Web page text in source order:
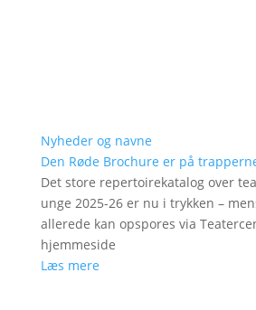
Nyheder og navne
Den Røde Brochure er på
Det store repertoirekatalog over
unge 2025-26 er nu i trykken –
allerede kan opspores via
hjemmeside
Læs mere